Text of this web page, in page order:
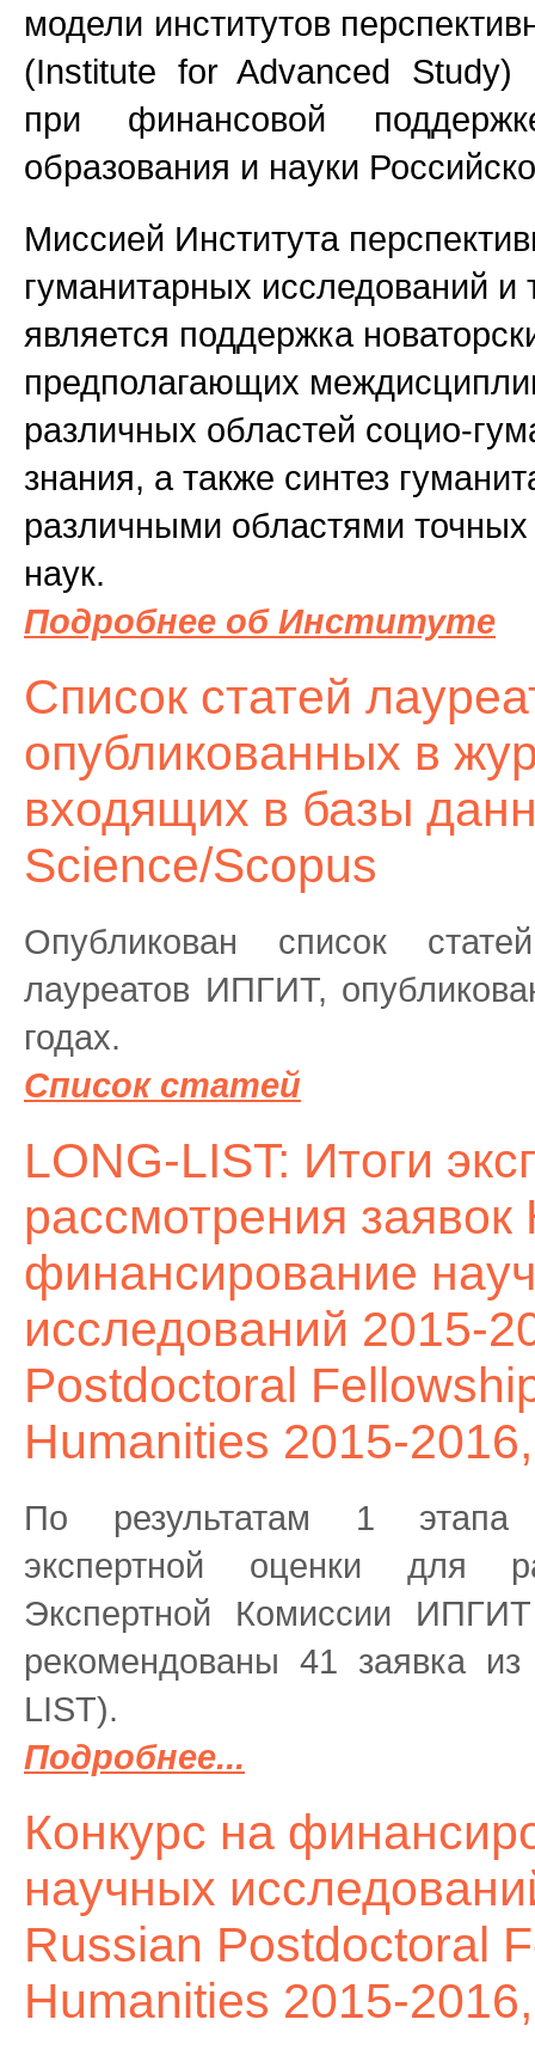
модели институтов
(Institute for Advanced Study)
при финансовой
образования и науки
Миссией Института
гуманитарных исследований и
является поддержка
предполагающих
различных областей социо-
знания, а также синтез
различными областями
наук.
Подробнее об Институте
Список статей
опубликованных в
входящих в базы
Science/Scopus
Опубликован список
лауреатов ИПГИТ,
годах.
Список статей
LONG-LIST: Итоги
рассмотрения заявок
финансирование
исследований 2015-
Postdoctoral
Humanities 2015-
По результатам 1 этапа
экспертной оценки для
Экспертной Комиссии
рекомендованы 41 заявка
LIST).
Подробнее...
Конкурс на
научных
Russian Postdoctoral
Humanities 2015-